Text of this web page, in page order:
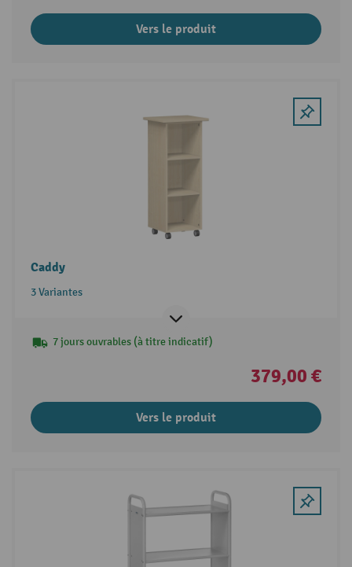
Vers le produit
Caddy
3 Variantes
7 jours ouvrables (à titre indicatif)
379,00 €
Vers le produit